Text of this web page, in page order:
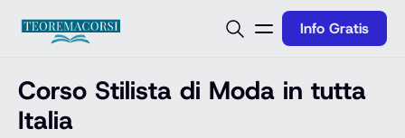
Info Gratis
Corso Stilista di Moda in tutta
Italia